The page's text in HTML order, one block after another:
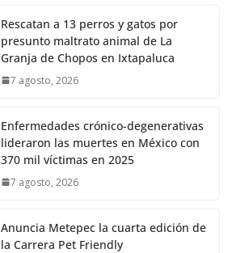
Rescatan a 13 perros y gatos por
presunto maltrato animal de La
Granja de Chopos en Ixtapaluca
7 agosto, 2026
Enfermedades crónico-degenerativas
lideraron las muertes en México con
370 mil víctimas en 2025
7 agosto, 2026
Anuncia Metepec la cuarta edición de
la Carrera Pet Friendly